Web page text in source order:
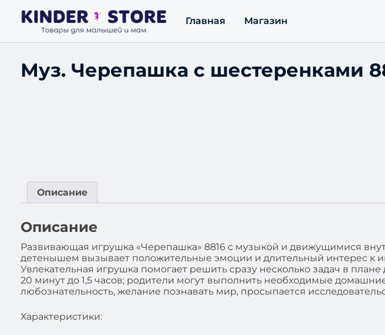
Главная Магазин
Муз. Черепашка с шестеренками
Описание
Описание
Развивающая игрушка «Черепашка» 8816 с музыкой и движущимися
детенышем вызывает положительные эмоции и длительный интерес к
Увлекательная игрушка помогает решить сразу несколько задач в
20 минут до 1,5 часов; родители могут выполнить необходимые
любознательность, желание познавать мир, просыпается
Характеристики: